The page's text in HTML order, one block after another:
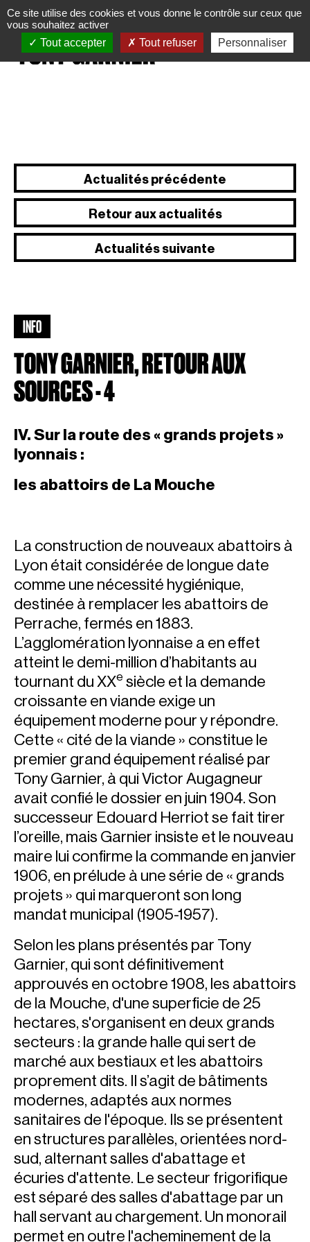
Actualités précédente
Retour aux actualités
Actualités suivante
INFO
TONY GARNIER, RETOUR AUX
SOURCES - 4
IV. Sur la route des « grands projets »
lyonnais :
les abattoirs de La Mouche
La construction de nouveaux abattoirs à
Lyon était considérée de longue date
comme une nécessité hygiénique,
destinée à remplacer les abattoirs de
Perrache, fermés en 1883.
L’agglomération lyonnaise a en effet
atteint le demi-million d’habitants au
tournant du XXe siècle et la demande
croissante en viande exige un
équipement moderne pour y répondre.
Cette « cité de la viande » constitue le
premier grand équipement réalisé par
Tony Garnier, à qui Victor Augagneur
avait confié le dossier en juin 1904. Son
successeur Edouard Herriot se fait tirer
l’oreille, mais Garnier insiste et le nouveau
maire lui confirme la commande en janvier
1906, en prélude à une série de « grands
projets » qui marqueront son long
mandat municipal (1905-1957).
Selon les plans présentés par Tony
Garnier, qui sont définitivement
approuvés en octobre 1908, les abattoirs
de la Mouche, d'une superficie de 25
hectares, s'organisent en deux grands
secteurs : la grande halle qui sert de
marché aux bestiaux et les abattoirs
proprement dits. Il s’agit de bâtiments
modernes, adaptés aux normes
sanitaires de l'époque. Ils se présentent
en structures parallèles, orientées nord-
sud, alternant salles d'abattage et
écuries d'attente. Le secteur frigorifique
est séparé des salles d'abattage par un
hall servant au chargement. Un monorail
permet en outre l'acheminement de la
Panneau de gestion des cookies
Ce site utilise des cookies et vous donne le contrôle sur ceux que
vous souhaitez activer
Tout accepter
Tout refuser Personnaliser